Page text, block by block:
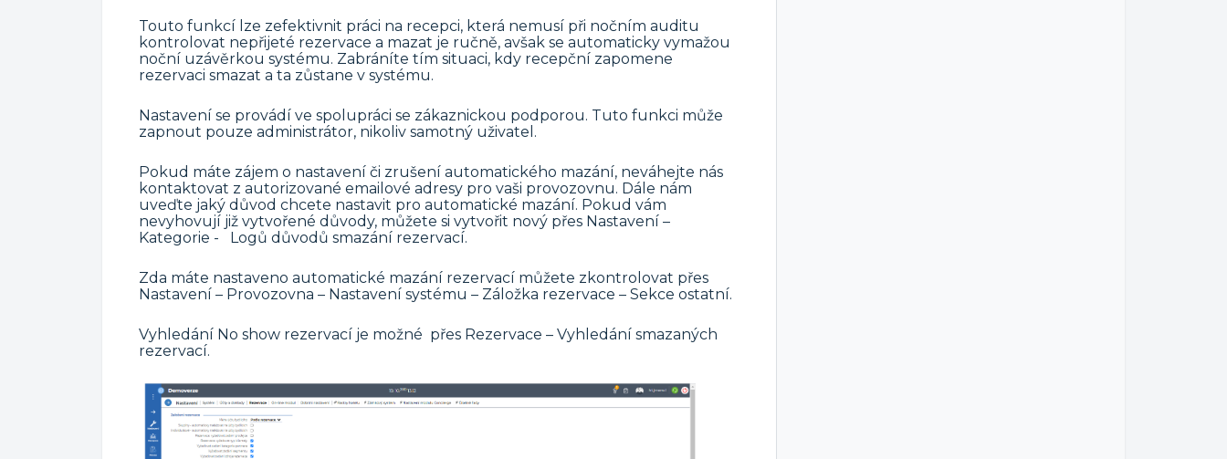
Touto funkcí lze zefektivnit práci na recepci, která nemusí při nočním auditu
kontrolovat nepřijeté rezervace a mazat je ručně, avšak se automaticky vymažou
noční uzávěrkou systému. Zabráníte tím situaci, kdy recepční zapomene
rezervaci smazat a ta zůstane v systému.
Nastavení se provádí ve spolupráci se zákaznickou podporou. Tuto funkci může
zapnout pouze administrátor, nikoliv samotný uživatel.
Pokud máte zájem o nastavení či zrušení automatického mazání, neváhejte nás
kontaktovat z autorizované emailové adresy pro vaši provozovnu. Dále nám
uveďte jaký důvod chcete nastavit pro automatické mazání. Pokud vám
nevyhovují již vytvořené důvody, můžete si vytvořit nový přes Nastavení –
Kategorie - Logů důvodů smazání rezervací.
Zda máte nastaveno automatické mazání rezervací můžete zkontrolovat přes
Nastavení – Provozovna – Nastavení systému – Záložka rezervace – Sekce ostatní.
Vyhledání No show rezervací je možné přes Rezervace – Vyhledání smazaných
rezervací.